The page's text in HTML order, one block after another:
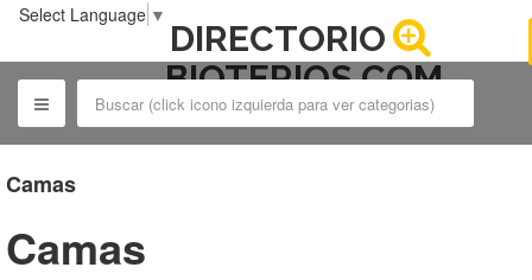
Select Language ▼
DIRECTORIO
BIOTERIOS.COM
Camas
Camas